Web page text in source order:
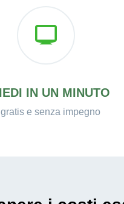
IN UN MINUTO
gratis e senza impegno